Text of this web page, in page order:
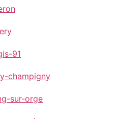
91
champigny
sur-orge